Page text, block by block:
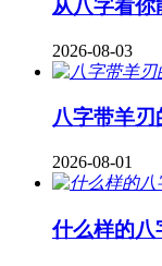
从八字看
2026-08-03
八字带羊
2026-08-01
什么样的八